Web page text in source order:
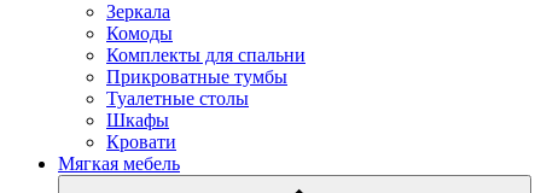
Зеркала
Комоды
Комплекты для спальни
Прикроватные тумбы
Туалетные столы
Шкафы
Кровати
Мягкая мебель